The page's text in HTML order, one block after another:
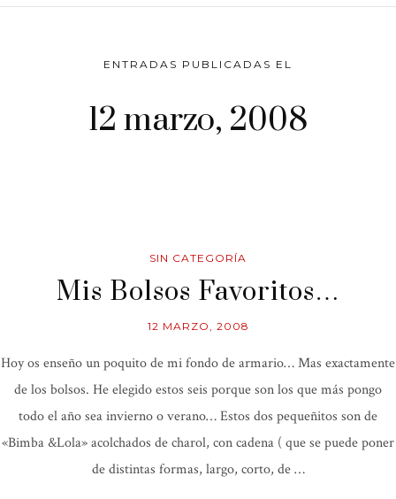
ENTRADAS PUBLICADAS EL
12 marzo, 2008
SIN CATEGORÍA
Mis Bolsos Favoritos…
12 MARZO, 2008
Hoy os enseño un poquito de mi fondo de armario… Mas exactamente
de los bolsos. He elegido estos seis porque son los que más pongo
todo el año sea invierno o verano… Estos dos pequeñitos son de
«Bimba &Lola» acolchados de charol, con cadena ( que se puede poner
de distintas formas, largo, corto, de …